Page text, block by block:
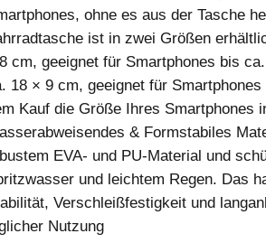
ohne es aus der Tasche
ist in zwei Größen
cm, geeignet für Smartphones bis
18 × 9 cm, geeignet für
Kauf die Größe Ihres Smartphones
& Formstabiles
EVA- und PU-Material und
und leichtem Regen. Das
Verschleißfestigkeit und
Nutzung